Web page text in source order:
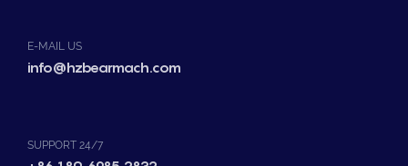
E-MAIL US
info@hzbearmach.com
SUPPORT 24/7